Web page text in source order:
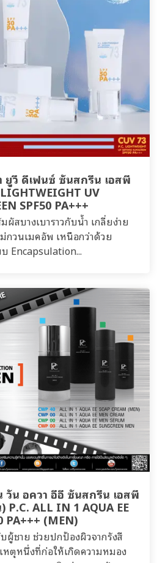
ยูวี ดีเฟนซ์ ซันสกรีน เอสพี
UV
SPF50 PA+++
สบางเบาราวกับน้ำ เกลี่ยง่าย
กวนเมคอัพ เหนือกว่าด้วย
Encapsulation...
วัน อควา อีอี ซันสกรีน เอสพี
P.C. ALL IN 1 AQUA EE
PA+++ (MEN)
ชาย ช่วยปกป้องผิวจากรังสี
หตุหนึ่งที่ก่อให้เกิดความหมอง